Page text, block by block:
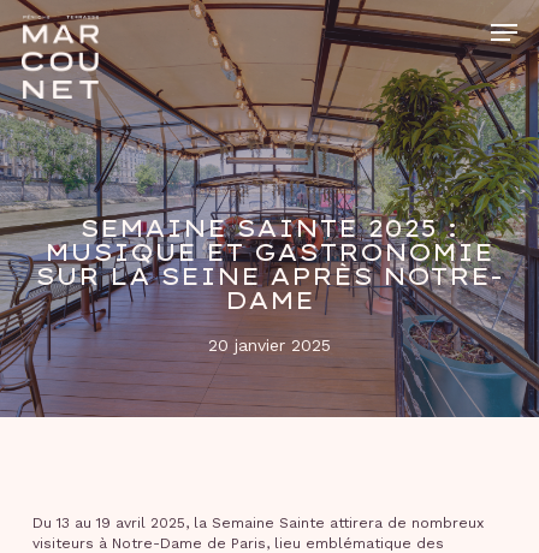
Skip
to
main
content
SEMAINE SAINTE 2025 :
MUSIQUE ET GASTRONOMIE
SUR LA SEINE APRÈS NOTRE-
DAME
20 janvier 2025
Du 13 au 19 avril 2025, la Semaine Sainte attirera de nombreux
visiteurs à Notre-Dame de Paris, lieu emblématique des
Close
Menu